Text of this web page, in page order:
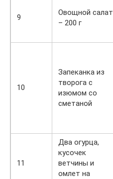
9
Овощной салат
– 200 г
10
Запеканка из
творога с
изюмом со
сметаной
11
Два огурца,
кусочек
ветчины и
омлет на